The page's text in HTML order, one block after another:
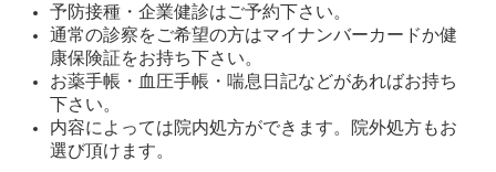
予防接種・企業健診はご予約下さい。
通常の診察をご希望の方はマイナンバーカードか健
康保険証をお持ち下さい。
お薬手帳・血圧手帳・喘息日記などがあればお持ち
下さい。
内容によっては院内処方ができます。院外処方もお
選び頂けます。